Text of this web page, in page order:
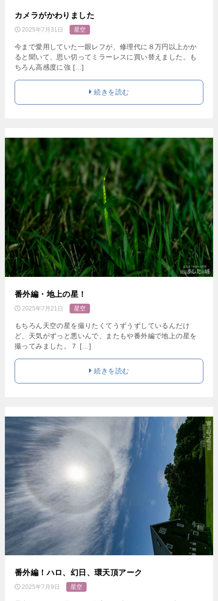
カメラがかわりました
2025年7月31日 星空
今まで愛用していた一眼レフが、修理代に８万円以上かか
ると聞いて、思い切ってミラーレスに買い替えました。も
ちろん高感度に強 […]
続きを読む
番外編・地上の星！
2025年7月21日 星空
もちろん天空の星を撮りたくてうずうずしているんだけ
ど、天気がずっと悪いんで、またもや番外編で地上の星を
撮ってみました。７ […]
続きを読む
番外編！ハロ、幻日、環天頂アーク
2025年7月9日 星空